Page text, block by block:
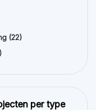
(22)
per type